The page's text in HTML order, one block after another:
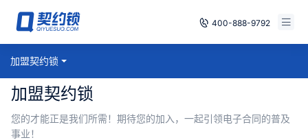
400-888-9792
智能合同
电子签章
印章管控
加盟契约锁
加盟契约锁
您的才能正是我们所需！期待您的加入，一起引领电子合同的普及
事业！